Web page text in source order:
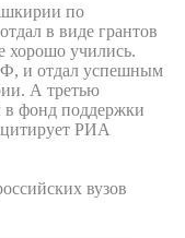
по
в виде грантов
хорошо учились.
и отдал успешным
А третью
в фонд поддержки
РИА
вузов